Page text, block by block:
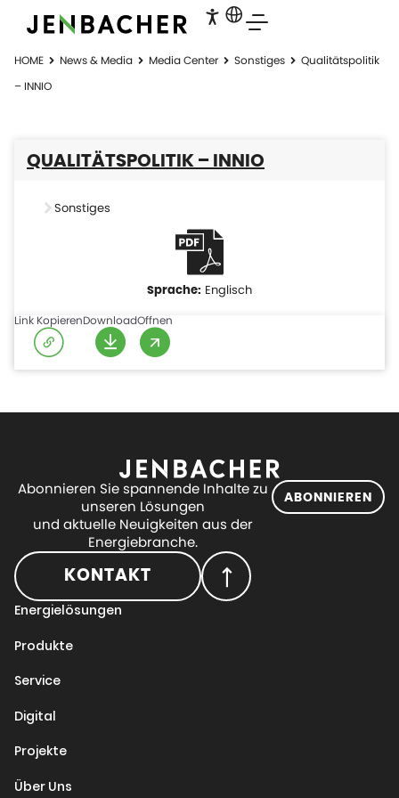
HOME News & Media Media Center Sonstiges
Qualitätspolitik
– INNIO
QUALITÄTSPOLITIK – INNIO
Sonstiges
Englisch
Link KopierenDownloadOffnen
Abonnieren Sie spannende Inhalte zu
unseren Lösungen
und aktuelle Neuigkeiten aus der
Energiebranche.
ABONNIEREN
KONTAKT
Energielösungen
Produkte
Service
Digital
Projekte
Über Uns